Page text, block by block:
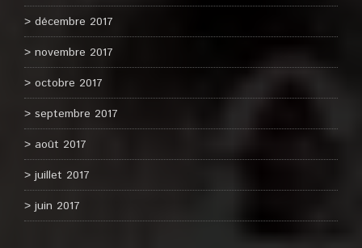
décembre 2017
novembre 2017
octobre 2017
septembre 2017
août 2017
juillet 2017
juin 2017